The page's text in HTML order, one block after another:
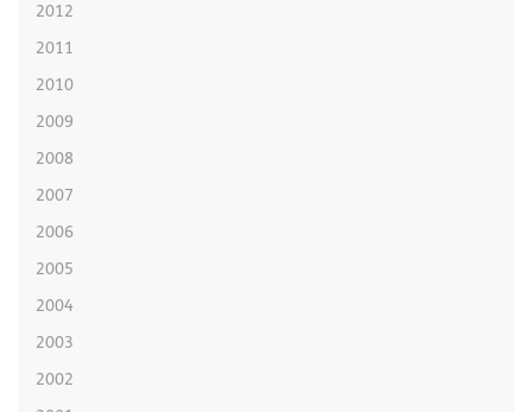
2012
2011
2010
2009
2008
2007
2006
2005
2004
2003
2002